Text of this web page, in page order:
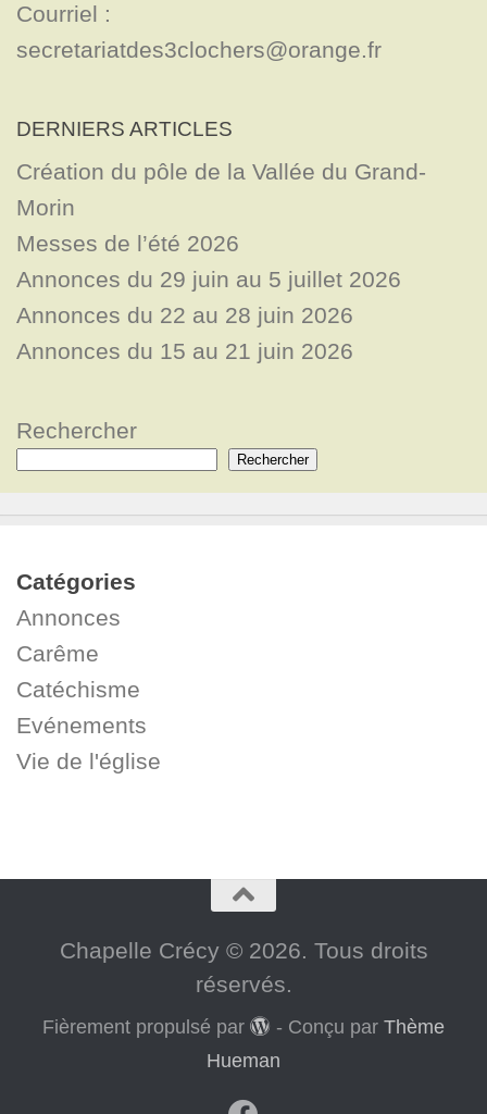
Courriel :
secretariatdes3clochers@orange.fr
DERNIERS ARTICLES
Création du pôle de la Vallée du Grand-
Morin
Messes de l’été 2026
Annonces du 29 juin au 5 juillet 2026
Annonces du 22 au 28 juin 2026
Annonces du 15 au 21 juin 2026
Rechercher
Rechercher
Catégories
Annonces
Carême
Catéchisme
Evénements
Vie de l'église
Chapelle Crécy © 2026. Tous droits
réservés.
Fièrement propulsé par - Conçu par Thème
Hueman